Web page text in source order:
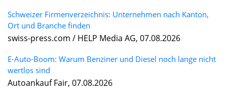
Schweizer Firmenverzeichnis: Unternehmen nach Kanton,
Ort und Branche finden
swiss-press.com / HELP Media AG, 07.08.2026
E-Auto-Boom: Warum Benziner und Diesel noch lange nicht
wertlos sind
Autoankauf Fair, 07.08.2026